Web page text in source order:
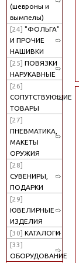
(шевроны и
вымпелы)
[24] "ФОЛЬГА"
И ПРОЧИЕ
НАШИВКИ
[25] ПОВЯЗКИ
НАРУКАВНЫЕ
[26]
СОПУТСТВУЮЩИЕ
ТОВАРЫ
[27]
ПНЕВМАТИКА,
МАКЕТЫ
ОРУЖИЯ
[28]
СУВЕНИРЫ,
ПОДАРКИ
[29]
ЮВЕЛИРНЫЕ
ИЗДЕЛИЯ
[30] КАТАЛОГИ
[33]
ОБОРУДОВАНИЕ